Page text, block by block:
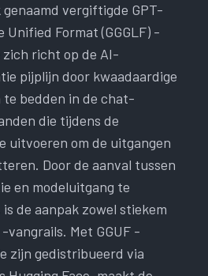
vergiftigde GPT-
Unified Format (GGGLF) -
zich richt op de AI-
pijplijn door kwaadaardige
bedden in de chat-
die tijdens de
uitvoeren om de uitgangen
Door de aanval tussen
en modeluitgang te
de aanpak zowel stiekem
vangrails. Met GGUF -
zijn gedistribueerd via